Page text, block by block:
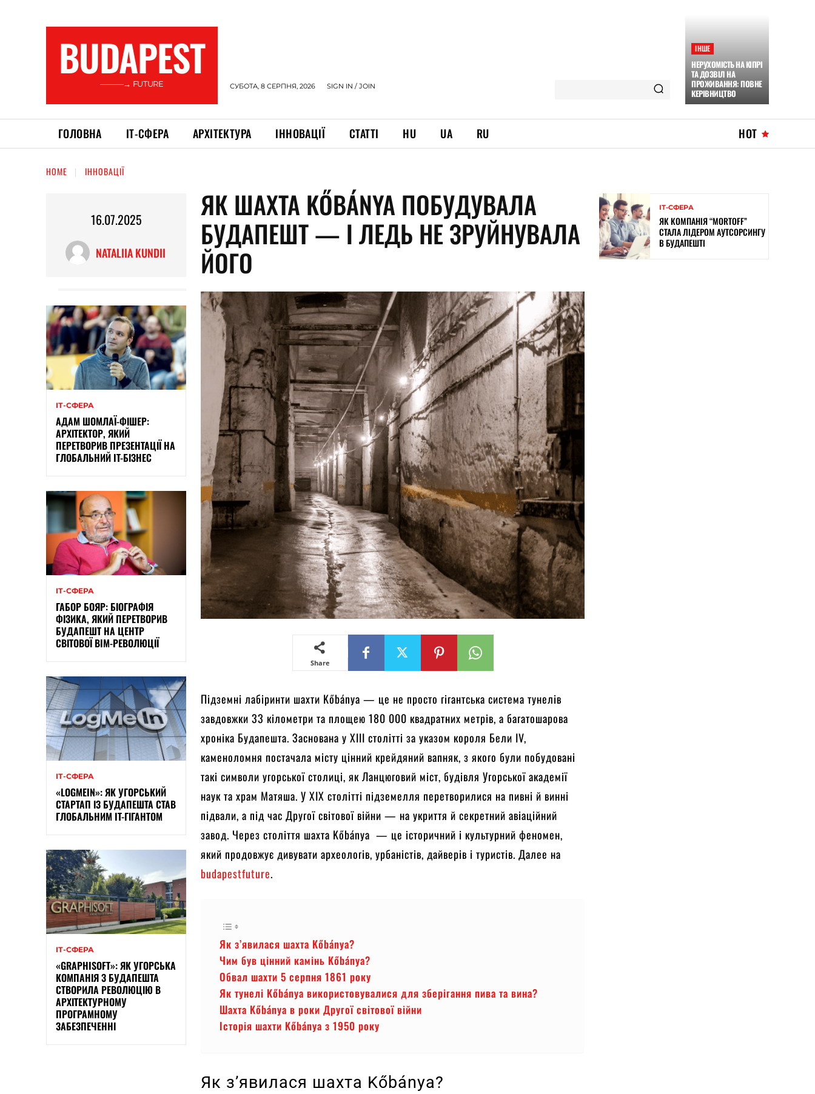
BUDAPEST
———→ FUTURE СУБОТА, 8 СЕРПНЯ, 2026 SIGN IN / JOIN
ІНШЕ
НЕРУХОМІСТЬ НА КІПРІ
ТА ДОЗВІЛ НА
ПРОЖИВАННЯ: ПОВНЕ
КЕРІВНИЦТВО
ГОЛОВНА ІТ-СФЕРА АРХІТЕКТУРА ІННОВАЦІЇ СТАТТІ HU UA RU HOT
HOME ІННОВАЦІЇ
16.07.2025
NATALIIA KUNDII
ІТ-СФЕРА
АДАМ ШОМЛАЇ-ФІШЕР:
АРХІТЕКТОР, ЯКИЙ
ПЕРЕТВОРИВ ПРЕЗЕНТАЦІЇ НА
ГЛОБАЛЬНИЙ IT-БІЗНЕС
ІТ-СФЕРА
ГАБОР БОЯР: БІОГРАФІЯ
ФІЗИКА, ЯКИЙ ПЕРЕТВОРИВ
БУДАПЕШТ НА ЦЕНТР
СВІТОВОЇ BIM-РЕВОЛЮЦІЇ
ІТ-СФЕРА
«LOGMEIN»: ЯК УГОРСЬКИЙ
СТАРТАП ІЗ БУДАПЕШТА СТАВ
ГЛОБАЛЬНИМ IT-ГІГАНТОМ
ІТ-СФЕРА
«GRAPHISOFT»: ЯК УГОРСЬКА
КОМПАНІЯ З БУДАПЕШТА
СТВОРИЛА РЕВОЛЮЦІЮ В
АРХІТЕКТУРНОМУ
ПРОГРАМНОМУ
ЗАБЕЗПЕЧЕННІ
ЯК ШАХТА KŐBÁNYA ПОБУДУВАЛА
БУДАПЕШТ — І ЛЕДЬ НЕ ЗРУЙНУВАЛА
ЙОГО
Share
Підземні лабіринти шахти Kőbánya — це не просто гігантська система тунелів
завдовжки 33 кілометри та площею 180 000 квадратних метрів, а багатошарова
хроніка Будапешта. Заснована у XIII столітті за указом короля Бели IV,
каменоломня постачала місту цінний крейдяний вапняк, з якого були побудовані
такі символи угорської столиці, як Ланцюговий міст, будівля Угорської академії
наук та храм Матяша. У XIX столітті підземелля перетворилися на пивні й винні
підвали, а під час Другої світової війни — на укриття й секретний авіаційний
завод. Через століття шахта Kőbánya — це історичний і культурний феномен,
який продовжує дивувати археологів, урбаністів, дайверів і туристів. Далее на
budapestfuture.
Як з’явилася шахта Kőbánya?
Чим був цінний камінь Kőbánya?
Обвал шахти 5 серпня 1861 року
Як тунелі Kőbánya використовувалися для зберігання пива та вина?
Шахта Kőbánya в роки Другої світової війни
Історія шахти Kőbánya з 1950 року
Як з’явилася шахта Kőbánya?
ІТ-СФЕРА
ЯК КОМПАНІЯ “MORTOFF”
СТАЛА ЛІДЕРОМ АУТСОРСИНГУ
В БУДАПЕШТІ